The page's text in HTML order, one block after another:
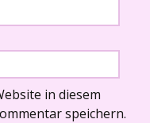
in diesem
speichern.